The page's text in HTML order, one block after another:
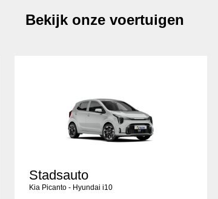
Bekijk onze voertuigen
Stadsauto
Kia Picanto - Hyundai i10